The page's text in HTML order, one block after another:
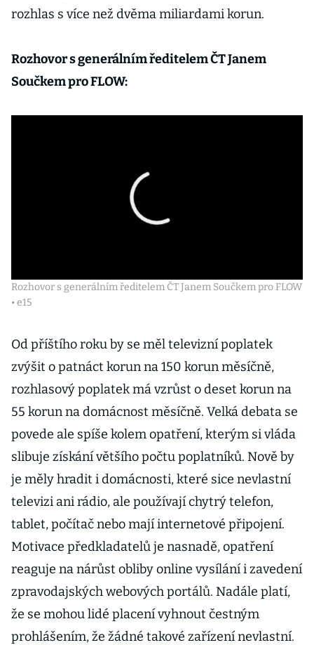
rozhlas s více než dvěma miliardami korun.
Rozhovor s generálním ředitelem ČT Janem
Součkem pro FLOW:
Rozhovor s generálním ředitelem ČT Janem Součkem pro FLOW
• e15
Od příštího roku by se měl televizní poplatek
zvýšit o patnáct korun na 150 korun měsíčně,
rozhlasový poplatek má vzrůst o deset korun na
55 korun na domácnost měsíčně. Velká debata se
povede ale spíše kolem opatření, kterým si vláda
slibuje získání většího počtu poplatníků. Nově by
je měly hradit i domácnosti, které sice nevlastní
televizi ani rádio, ale používají chytrý telefon,
tablet, počítač nebo mají internetové připojení.
Motivace předkladatelů je nasnadě, opatření
reaguje na nárůst obliby online vysílání i zavedení
zpravodajských webových portálů. Nadále platí,
že se mohou lidé placení vyhnout čestným
prohlášením, že žádné takové zařízení nevlastní.